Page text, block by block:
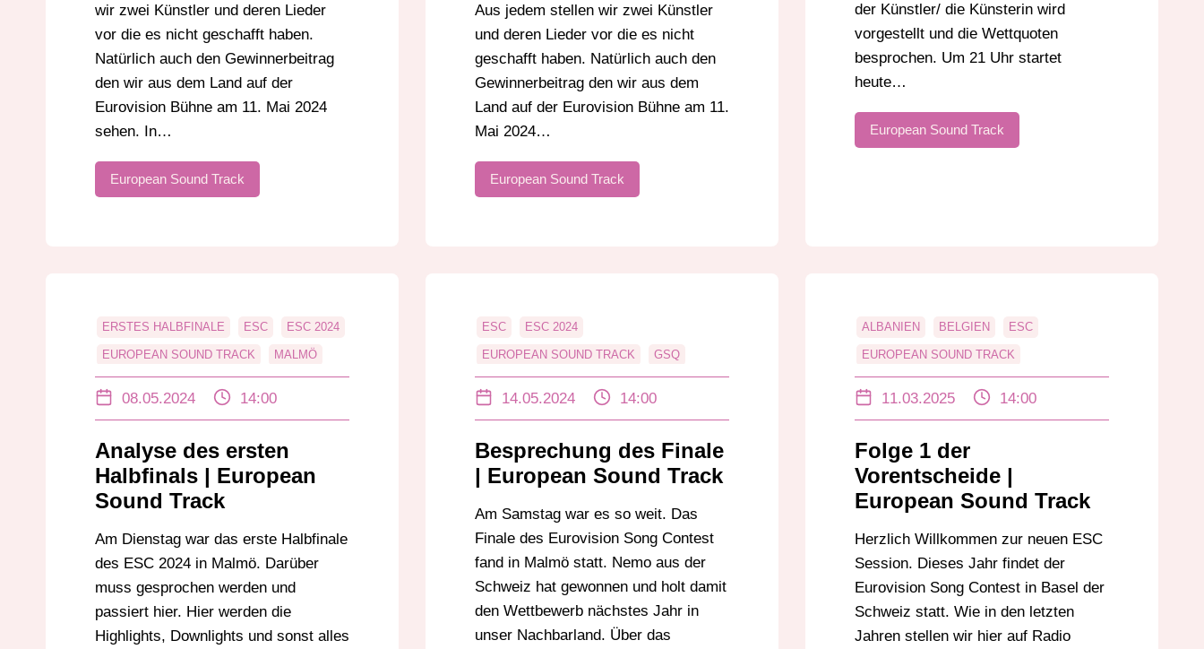
wir zwei Künstler und deren Lieder
vor die es nicht geschafft haben.
Natürlich auch den Gewinnerbeitrag
den wir aus dem Land auf der
Eurovision Bühne am 11. Mai 2024
sehen. In…
European Sound Track
Aus jedem stellen wir zwei Künstler
und deren Lieder vor die es nicht
geschafft haben. Natürlich auch den
Gewinnerbeitrag den wir aus dem
Land auf der Eurovision Bühne am 11.
Mai 2024…
European Sound Track
der Künstler/ die Künsterin wird
vorgestellt und die Wettquoten
besprochen. Um 21 Uhr startet
heute…
European Sound Track
ERSTES HALBFINALE ESC ESC 2024
EUROPEAN SOUND TRACK MALMÖ
08.05.2024 14:00
Analyse des ersten
Halbfinals | European
Sound Track
Am Dienstag war das erste Halbfinale
des ESC 2024 in Malmö. Darüber
muss gesprochen werden und
passiert hier. Hier werden die
Highlights, Downlights und sonst alles
ESC ESC 2024
EUROPEAN SOUND TRACK GSQ
SCHWEIZ
14.05.2024 14:00
Besprechung des Finale
| European Sound Track
Am Samstag war es so weit. Das
Finale des Eurovision Song Contest
fand in Malmö statt. Nemo aus der
Schweiz hat gewonnen und holt damit
den Wettbewerb nächstes Jahr in
unser Nachbarland. Über das
ALBANIEN BELGIEN ESC
EUROPEAN SOUND TRACK
MONTENEGRO
11.03.2025 14:00
Folge 1 der
Vorentscheide |
European Sound Track
Herzlich Willkommen zur neuen ESC
Session. Dieses Jahr findet der
Eurovision Song Contest in Basel der
Schweiz statt. Wie in den letzten
Jahren stellen wir hier auf Radio